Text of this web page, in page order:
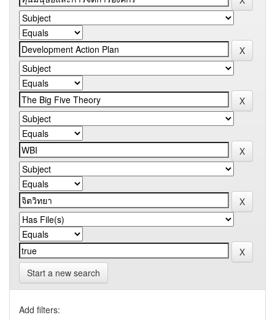
Start a new search
Add filters: